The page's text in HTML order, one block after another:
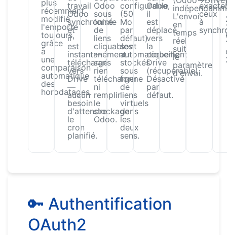
plus
récemment
modifié
l'emporte
toujours,
grâce
à
une
comparaison
automatique
des
horodatages.
travail
Odoo
synchronisé
et
il
est
instantanément
téléchargé
vers
Drive
—
aucun
besoin
d'attendre
le
cron
planifié.
Odoo
sous
forme
de
liens
cliquables
—
sans
rien
télécharger
ni
remplir
le
stockage
Odoo.
configurable
(50
Mo
par
défaut)
sont
automatiquement
stockés
sous
forme
de
liens
virtuels
dans
les
deux
sens.
Odoo,
il
est
déplacé
vers
la
corbeille
Drive
(récupérable).
Désactivé
par
défaut.
L'envoi
en
temps
réel
suit
le
paramètre
d'envoi.
ceux
à
🔑 Authentification
OAuth2